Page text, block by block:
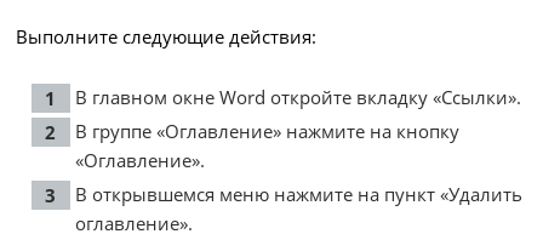
Выполните следующие действия:
В главном окне Word откройте вкладку «Ссылки».
В группе «Оглавление» нажмите на кнопку
«Оглавление».
В открывшемся меню нажмите на пункт «Удалить
оглавление».